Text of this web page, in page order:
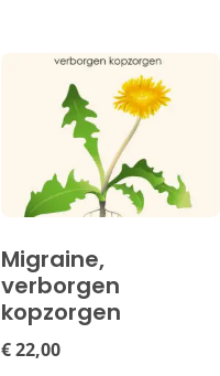
Migraine,
verborgen
kopzorgen
€22,00